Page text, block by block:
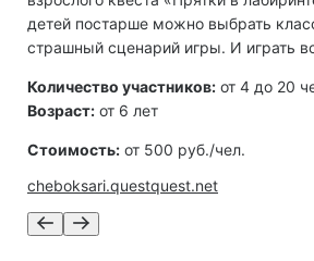
детей постарше можно выбрать
страшный сценарий игры. И играть
Количество участников: от 4 до 20
Возраст: от 6 лет
Стоимость: от 500 руб./чел.
cheboksari.questquest.net